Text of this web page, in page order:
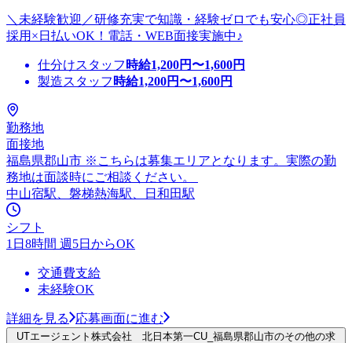
＼未経験歓迎／研修充実で知識・経験ゼロでも安心◎正社員
採用×日払いOK！電話・WEB面接実施中♪
仕分けスタッフ 時給1,200円〜1,600円
製造スタッフ 時給1,200円〜1,600円
勤務地
面接地
福島県郡山市 ※こちらは募集エリアとなります。実際の勤
務地は面談時にご相談ください。
中山宿駅、磐梯熱海駅、日和田駅
シフト
1日8時間 週5日からOK
交通費支給
未経験OK
詳細を見る 応募画面に進む
UTエージェント株式会社 北日本第一CU_福島県郡山市のその他の求